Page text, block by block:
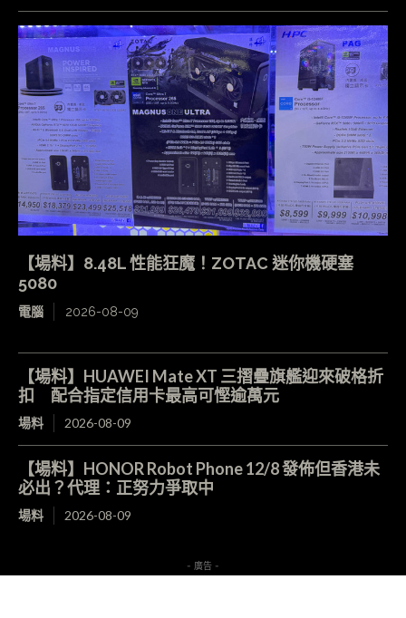
【場料】8.48L 性能狂魔！ZOTAC 迷你機硬塞
5080
電腦 2026-08-09
【場料】HUAWEI Mate XT 三摺疊旗艦迎來破格折
扣 配合指定信用卡最高可慳逾萬元
場料 2026-08-09
【場料】HONOR Robot Phone 12/8 發佈但香港未
必出？代理：正努力爭取中
場料 2026-08-09
- 廣告 -